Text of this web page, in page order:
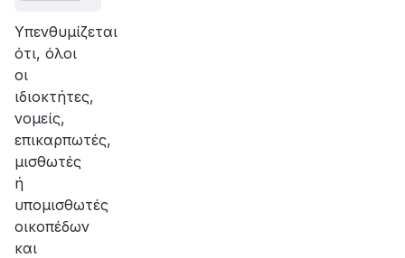
Υπενθυμίζεται
ότι, όλοι
οι
ιδιοκτήτες,
νομείς,
επικαρπωτές,
μισθωτές
ή
υπομισθωτές
οικοπέδων
και